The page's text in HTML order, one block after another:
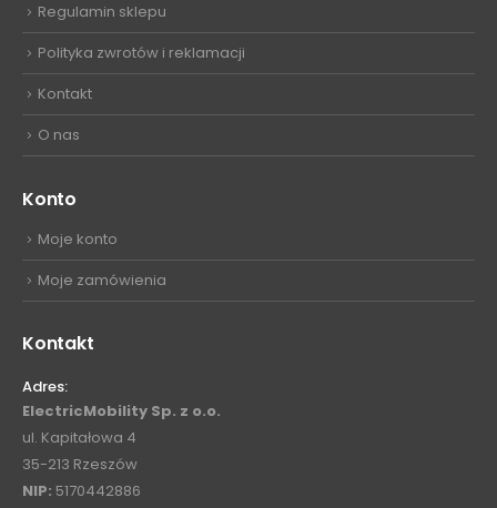
Regulamin sklepu
Polityka zwrotów i reklamacji
Kontakt
O nas
Konto
Moje konto
Moje zamówienia
Kontakt
Adres:
ElectricMobility Sp. z o.o.
ul. Kapitałowa 4
35-213 Rzeszów
NIP: 5170442886